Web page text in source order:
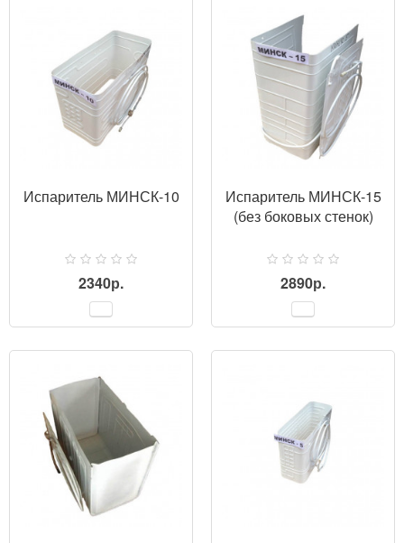
Испаритель МИНСК-10
2340р.
Испаритель МИНСК-15
(без боковых стенок)
2890р.